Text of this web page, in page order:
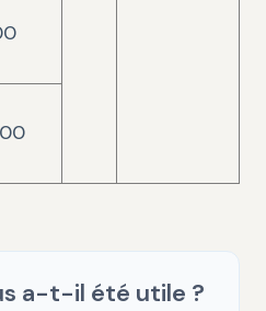
a-t-il été utile ?